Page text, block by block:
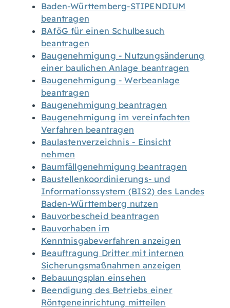
Baden-Württemberg-STIPENDIUM
beantragen
BAföG für einen Schulbesuch
beantragen
Baugenehmigung - Nutzungsänderung
einer baulichen Anlage beantragen
Baugenehmigung - Werbeanlage
beantragen
Baugenehmigung beantragen
Baugenehmigung im vereinfachten
Verfahren beantragen
Baulastenverzeichnis - Einsicht
nehmen
Baumfällgenehmigung beantragen
Baustellenkoordinierungs- und
Informationssystem (BIS2) des Landes
Baden-Württemberg nutzen
Bauvorbescheid beantragen
Bauvorhaben im
Kenntnisgabeverfahren anzeigen
Beauftragung Dritter mit internen
Sicherungsmaßnahmen anzeigen
Bebauungsplan einsehen
Beendigung des Betriebs einer
Röntgeneinrichtung mitteilen